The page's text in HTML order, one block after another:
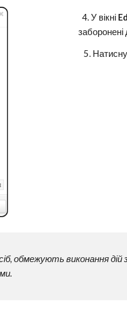
4. У вікні
заборонені
5.
обмежують виконання